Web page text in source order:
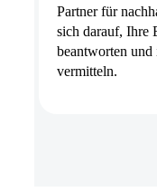
Partner für
sich darauf, Ihre
beantworten
vermitteln.